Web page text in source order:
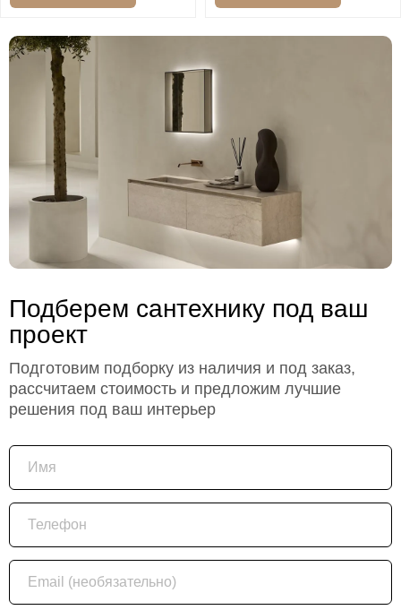
Подберем сантехнику под ваш
проект
Подготовим подборку из наличия и под заказ,
рассчитаем стоимость и предложим лучшие
решения под ваш интерьер
Имя
Телефон
Email (необязательно)